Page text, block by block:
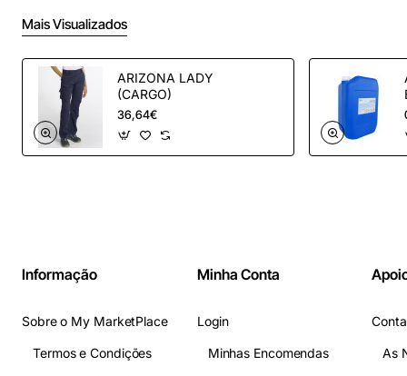
Mais Visualizados
ARIZONA LADY
(CARGO)
36,64€
Informação
Sobre o My MarketPlace
Termos e Condições
Minha Conta
Login
Minhas Encomendas As